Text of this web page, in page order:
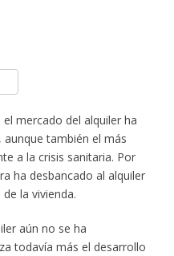
mercado del alquiler ha
también el más
a la crisis sanitaria. Por
ha desbancado al alquiler
la vivienda.
aún no se ha
todavía más el desarrollo